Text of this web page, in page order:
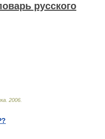
русского
2006